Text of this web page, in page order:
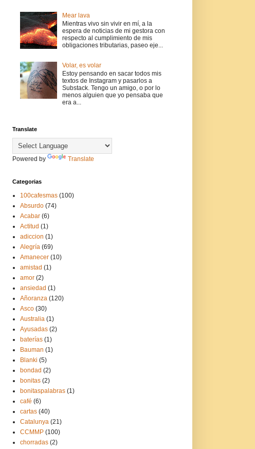
Mear lava
Mientras vivo sin vivir en mí, a la
espera de noticias de mi gestora con
respecto al cumplimiento de mis
obligaciones tributarias, paseo eje...
Volar, es volar
Estoy pensando en sacar todos mis
textos de Instagram y pasarlos a
Substack. Tengo un amigo, o por lo
menos alguien que yo pensaba que
era a...
Translate
Powered by Translate
Categorias
100cafesmas (100)
Absurdo (74)
Acabar (6)
Actitud (1)
adiccion (1)
Alegría (69)
Amanecer (10)
amistad (1)
amor (2)
ansiedad (1)
Añoranza (120)
Asco (30)
Australia (1)
Ayusadas (2)
baterías (1)
Bauman (1)
Blanki (5)
bondad (2)
bonitas (2)
bonitaspalabras (1)
café (6)
cartas (40)
Catalunya (21)
CCMMP (100)
chorradas (2)